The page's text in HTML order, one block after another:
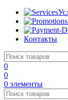
Контакты
0
0
0 элементы